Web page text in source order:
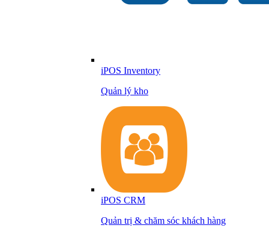
iPOS Inventory
Quản lý kho
iPOS CRM
Quản trị & chăm sóc khách hàng